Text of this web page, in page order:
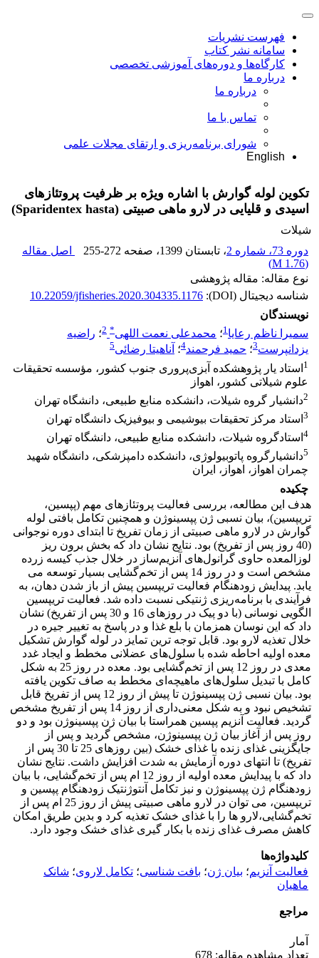
فهرست نشریات
سامانه نشر کتاب
کارگاه‌ها و دوره‌های آموزشی تخصصی
درباره ما
درباره ما
تماس با ما
شورای برنامه‌ریزی و ارتقای مجلات علمی
English
تکوین لوله گوارش با اشاره ویژه بر ظرفیت پروتئازهای
اسیدی و قلیایی در لارو ماهی صبیتی (Sparidentex hasta)
شیلات
دوره 73، شماره 2
، تابستان 1399 ، صفحه 255-272
اصل مقاله
(
1.76 M
)
نوع مقاله: مقاله پژوهشی
شناسه دیجیتال (DOI):
10.22059/jfisheries.2020.304335.1176
نویسندگان
سمیرا ناظم رعایا1؛ محمدعلی نعمت اللهی*
2؛ راضیه
یزدانپرست3؛ حمید فرحمند4؛ آناهیتا رضائی5
1 استاد یار پژوهشکده آبزی‌پروری جنوب کشور، مؤسسه تحقیقات
علوم شیلاتی کشور، اهواز
2دانشیار گروه شیلات، دانشکده منابع طبیعی، دانشگاه تهران
3 استاد مرکز تحقیقات بیوشیمی و بیوفیزیک دانشگاه تهران
4 استادگروه شیلات، دانشکده منابع طبیعی، دانشگاه تهران
5دانشیارگروه پاتوبیولوژی، دانشکده دامپزشکی، دانشگاه شهید
چمران اهواز، اهواز، ایران
چکیده
هدف این مطالعه، بررسی فعالیت پروتئازهای مهم (پپسین،
تریپسین)، بیان نسبی ژن پپسینوژن و همچنین تکامل بافتی لوله
گوارش در لارو ماهی صبیتی از زمان تفریخ تا ابتدای دوره نوجوانی
(40 روز پس از تفریخ) بود. نتایج نشان داد که بخش برون ریز
لوزالمعده حاوی گرانول‌های آنزیم‌ساز در خلال جذب کیسه زرده
مشخص است و در روز 14 پس از تخم‌گشایی بسیار توسعه می
یابد. پیدایش زودهنگام فعالیت تریپسین پیش از باز شدن دهان، به
فرآیندی با برنامه‌ریزی ژنتیکی نسبت داده شد. فعالیت تریپسین
الگویی نوسانی (با دو پیک در روزهای 16 و 30 پس از تفریخ) نشان
داد که این نوسان همزمان با بلع غذا و در پاسخ به تغییر جیره در
خلال تغذیه لارو بود. قابل توجه ترین تمایز در لوله گوارش تشکیل
معده اولیه احاطه شده با سلول‌های عضلانی مخطط و ایجاد غدد
معدی در روز 12 پس از تخم‌گشایی بود. معده در روز 25 به شکل
کامل با تبدیل سلول‌های ماهیچه‌ای مخطط به صاف تکوین یافته
بود. بیان نسبی ژن پپسینوژن تا پیش از روز 12 پس از تفریخ قابل
تشخیص نبود و به شکل معنی‌داری از روز 14 پس از تفریخ مشخص
گردید. فعالیت آنزیم پپسین همراستا با بیان ژن پپسینوژن بود و دو
روز پس از آغاز بیان ژن پپسینوژن، مشخص گردید و پس از
جایگزینی غذای زنده با غذای خشک (بین روزهای 25 تا 30 پس از
تفریخ) تا انتهای دوره آزمایش به شدت افزایش داشت. نتایج نشان
داد که با پیدایش معده اولیه از روز 12 ام پس از تخم‌گشایی، با بیان
زودهنگام ژن پپسینوژن و نیز تکامل آنتوژنتیک زودهنگام پپسین و
تریپسین، می توان در لارو ماهی صبیتی پیش از روز 25 ام پس از
تخم‌گشایی،‌لارو ها را با غذای خشک تغذیه کرد و بدین طریق امکان
کاهش مصرف غذای زنده با بکار گیری غذای خشک وجود دارد.
کلیدواژه‌ها
فعالیت آنزیم؛ بیان ژن؛ بافت شناسی؛ تکامل لاروی؛ شانک
ماهیان
مراجع
آمار
تعداد مشاهده مقاله: 678